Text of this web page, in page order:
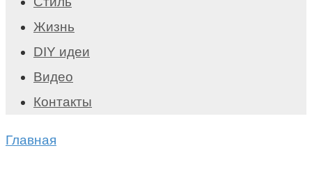
Жизнь
DIY идеи
Видео
Контакты
Главная